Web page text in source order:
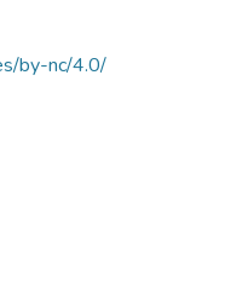
by-nc/4.0/